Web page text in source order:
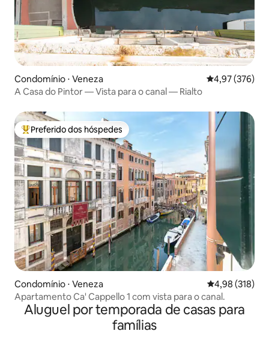
Condomínio ⋅ Veneza 4,97 de uma
4,97 (376)
A Casa do Pintor — Vista para o canal — Rialto
Entre os melhores preferidos dos hóspedes
Preferido dos hóspedes
Condomínio ⋅ Veneza 4,98 de uma
4,98 (318)
Apartamento Ca' Cappello 1 com vista para o canal.
Aluguel por temporada de casas para
famílias